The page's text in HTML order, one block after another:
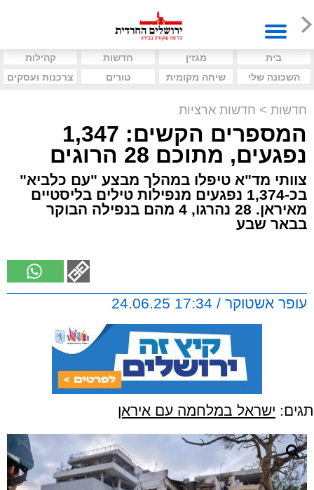
בית מגזין חדשות
קהילות
השכונה שלי
שיחה מקומית טורים צרכנות ועסקים
חדשות > חדשות ארציות
המספרים הקשים: 1,347
נפגעים, מתוכם 28 הרוגים
צוותי מד"א טיפלו במהלך מבצע "עם כלביא"
בכ-1,374 נפגעים מנפילות טילים בליסטיים
מאיראן. 28 נהרגו, 4 מהם בנפילה הבוקר
בבאר שבע
עופר אשטוקר / 17:34 24.06.25
תגים: ישראל במלחמה עם איראן